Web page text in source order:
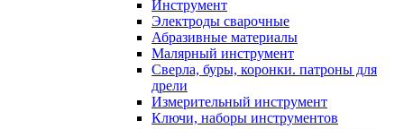
Инструмент
Электроды сварочные
Абразивные материалы
Малярный инструмент
Сверла, буры, коронки. патроны для
дрели
Измерительный инструмент
Ключи, наборы инструментов